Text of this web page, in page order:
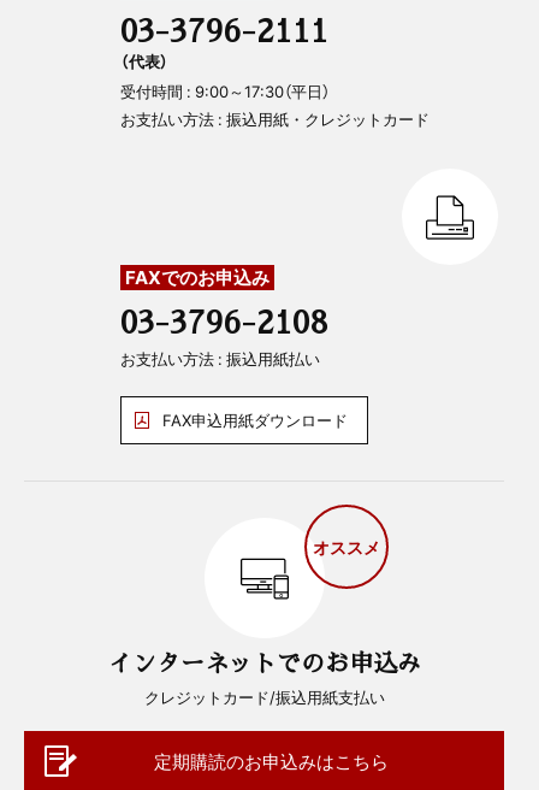
03-3796-2111
（代表）
受付時間 : 9:00～17:30（平日）
お支払い方法 : 振込用紙・クレジットカード
FAXでのお申込み
03-3796-2108
お支払い方法 : 振込用紙払い
FAX申込用紙ダウンロード
オススメ
インターネットでのお申込み
クレジットカード/振込用紙支払い
定期購読のお申込みはこちら